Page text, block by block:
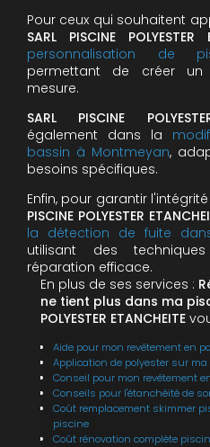
Pour ceux qui souhaitent
SARL PISCINE POLYESTER
personnalisation de
permettant de créer
mesure.
SARL PISCINE
également dans la
bassin à Montmeyan,
besoins spécifiques.
Enfin, pour garantir
PISCINE POLYESTER
la détection de fuite
utilisant des
réparation efficace.
En plus de ses services :
ne tient plus dans ma
POLYESTER ETANCHEITE
Aide pour mon revêtement en
Application de polyester sur
Conseil pour mon revêtement
Conseils pour l'étanchéité de
Coût remplacement skimmer
piscine
Coût rénovation complète